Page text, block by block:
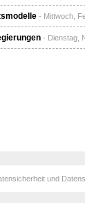
- Mittwoch,
- Dienstag,
und